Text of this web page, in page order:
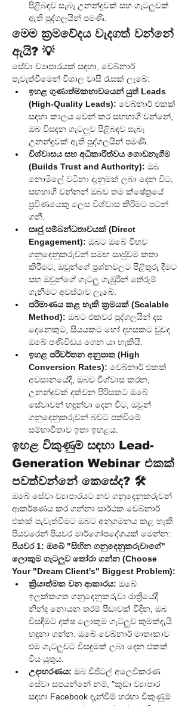
පිළිබඳව සැබෑ උනන්දුවක් සහ ගැටලුවක්
ඇති පුද්ගලයින් පමණි.
මෙම ක්‍රමවේදය වැදගත් වන්නේ
ඇයි? 💡
සේවා ව්‍යාපාරයක් සඳහා, වෙබ්නාර්
පැවැත්වීමෙන් විශාල වාසි රැසක් ලැබේ:
ඉහළ ගුණාත්මකභාවයෙන් යුත් Leads
(High-Quality Leads): වෙබ්නාර් එකක්
සඳහා කාලය වෙන් කර සහභාගී වන්නේ,
ඔබ විසඳන ගැටලුව පිළිබඳව සැබෑ
උනන්දුවක් ඇති පුද්ගලයින් පමණි.
විශ්වාසය සහ අධිකාරීත්වය ගොඩනැගීම
(Builds Trust and Authority): ඔබ
නොමිලේ වටිනා දැනුමක් ලබා දෙන විට,
සහභාගී වන්නන් ඔබව තම ක්ෂේත්‍රයේ
ප්‍රවීණයෙකු ලෙස විශ්වාස කිරීමට පටන්
ගනී.
සෘජු සම්බන්ධතාවයක් (Direct
Engagement): ඔබට ඔබේ විභව
ගනුදෙනුකරුවන් සමඟ සෘජුවම කතා
කිරීමට, ඔවුන්ගේ ප්‍රශ්නවලට පිළිතුරු දීමට
සහ ඔවුන්ගේ ගැටලු ගැඹුරින් තේරුම්
ගැනීමට අවස්ථාව ලැබේ.
පරිමාණය කළ හැකි ක්‍රමයක් (Scalable
Method): ඔබට එකවර පුද්ගලයින් දස
දෙනෙකුට, සියයකට හෝ දහසකට වුවද
ඔබේ පණිවිඩය ගෙන යා හැකියි.
ඉහළ පරිවර්තන අනුපාත (High
Conversion Rates): වෙබ්නාර් එකක්
අවසානයේදී, ඔබව විශ්වාස කරන,
උනන්දුවක් දක්වන පිරිසකට ඔබේ
සේවාවන් හඳුන්වා දෙන විට, ඔවුන්
ගනුදෙනුකරුවන් බවට පත්වීමේ
සම්භාවිතාව ඉතා ඉහළය.
ඉහළ විකුණුම් සඳහා Lead-
Generation Webinar එකක්
පවත්වන්නේ කෙසේද? 🛠️
ඔබේ සේවා ව්‍යාපාරයට නව ගනුදෙනුකරුවන්
ආකර්ෂණය කර ගන්නා සාර්ථක වෙබ්නාර්
එකක් පැවැත්වීමට ඔබට අනුගමනය කළ හැකි
පියවරෙන් පියවර මාර්ගෝපදේශයක් මෙන්න:
පියවර 1: ඔබේ "සිහින ගනුදෙනුකරුවාගේ"
ලොකුම ගැටලුව තෝරා ගන්න (Choose
Your "Dream Client's" Biggest Problem):
ක්‍රියාත්මක වන ආකාරය: ඔබේ
ඉලක්කගත ගනුදෙනුකරුවා රාත්‍රියේදී
නින්ද නොයන තරම් පීඩාවක් විඳින, ඔබ
විසඳීමට දක්ෂ ලොකුම ගැටලුව කුමක්දැයි
හඳුනා ගන්න. ඔබේ වෙබ්නාර් මාතෘකාව
එම ගැටලුවට විසඳුමක් ලබා දෙන එකක්
විය යුතුය.
උදාහරණය: ඔබ ඩිජිටල් අලෙවිකරණ
සේවා සපයන්නේ නම්, "කුඩා ව්‍යාපාර
සඳහා Facebook දැන්වීම් හරහා විකුණුම්